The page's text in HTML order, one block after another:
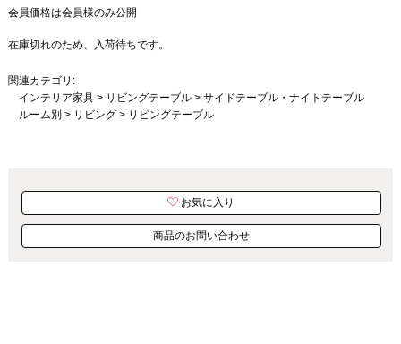
会員価格は会員様のみ公開
在庫切れのため、入荷待ちです。
関連カテゴリ:
インテリア家具> リビングテーブル> サイドテーブル・ナイトテーブル
ルーム別 > リビング> リビングテーブル
お気に入り
商品のお問い合わせ